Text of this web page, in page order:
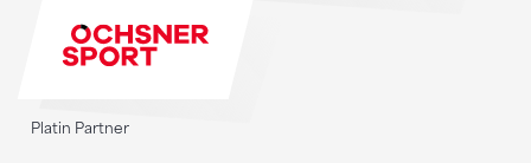
Platin Partner